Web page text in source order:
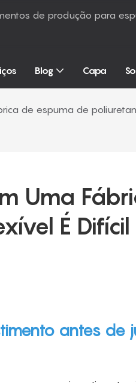
de produção para
Blog Capa
de espuma de
Uma
É Difícil
antes de